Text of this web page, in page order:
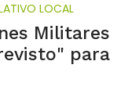
LOCAL
Militares
para